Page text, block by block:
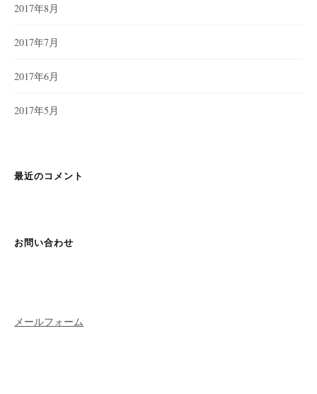
2017年8月
2017年7月
2017年6月
2017年5月
最近のコメント
お問い合わせ
メールフォーム